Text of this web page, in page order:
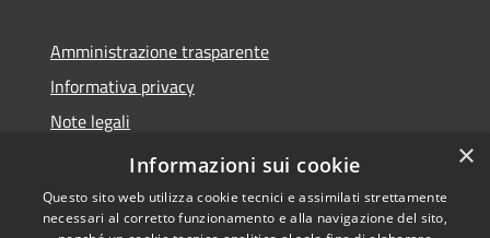
Amministrazione trasparente
Informativa privacy
Note legali
Dichiarazione di accessibilità
×
Informazioni sui cookie
Questo sito web utilizza cookie tecnici e assimilati strettamente
necessari al corretto funzionamento e alla navigazione del sito,